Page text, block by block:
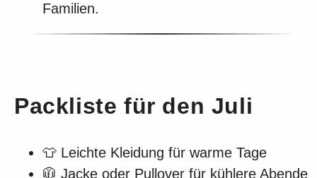
Familien.
Packliste für den Juli
👕 Leichte Kleidung für warme Tage
🧥 Jacke oder Pullover für kühlere Abende